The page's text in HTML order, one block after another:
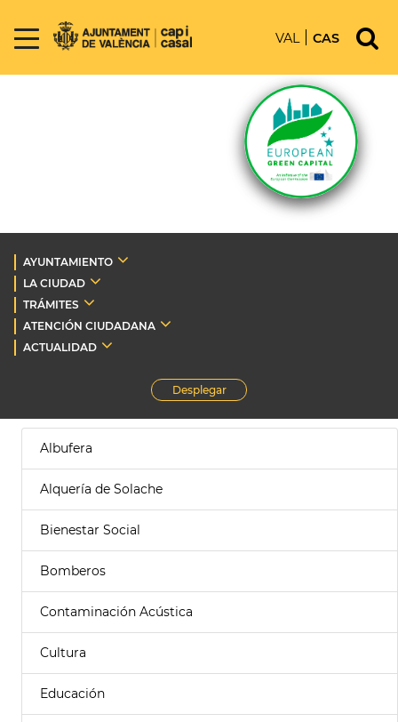
VAL CAS
AYUNTAMIENTO
LA CIUDAD
TRÁMITES
ATENCIÓN CIUDADANA
ACTUALIDAD
Desplegar
Albufera
Alquería de Solache
Bienestar Social
Bomberos
Contaminación Acústica
Cultura
Educación